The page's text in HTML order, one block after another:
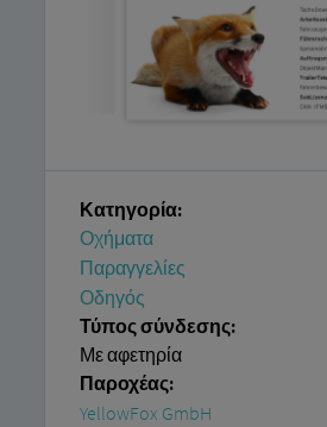
Κατηγορία:
Οχήματα
Παραγγελίες
Οδηγός
Τύπος σύνδεσης:
Με αφετηρία
Παροχέας:
YellowFox GmbH